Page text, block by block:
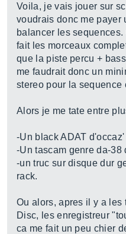
Voila, je vais jouer sur
voudrais donc me payer
balancer les
fait les morceaux
que la piste percu +
me faudrait donc un
stereo pour la sequence
Alors je me tate entre
-Un black ADAT d'occaz'
-Un tascam genre da-
-un truc sur disque dur
rack.
Ou alors, apres il y a les
Disc, les enregistreur
ca me fait un peu chier